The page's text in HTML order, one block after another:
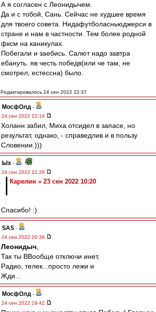
А я согласен с Леонидычем.
Да и с тобой, Сань. Сейчас не худшее время
для твоего совета. Нидафутболасньюджерси в
стране и нам в частности. Тем более родной
фксм на каникулах.
Побегали и заебись. Салют надо завтра
ебануть. яв честь победв(или че там, не
смотрел, естессна) было.
Редактировалось 24 сен 2022 22:37
МосфОлд -
24 сен 2022 22:14
Холанн забил, Миха отсидел в запасе, но
результат, однако, - справедлив и в пользу
Словении.)))
Ых -
24 сен 2022 21:26
Карелин » 23 сен 2022 10:20
Спасибо! :)
SAS -
24 сен 2022 20:39
Леонидыч
Так ты ВВообще отключи инет,
Радио, телек...просто лежи и
Жди...
МосфОлд -
24 сен 2022 19:42